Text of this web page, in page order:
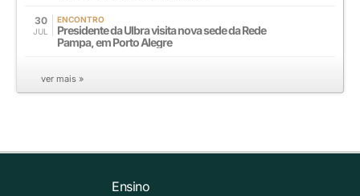
30
JUL
ENCONTRO
Presidente da Ulbra visita nova sede da Rede
Pampa, em Porto Alegre
ver mais »
Ensino